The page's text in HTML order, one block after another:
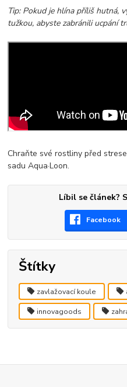
Tip: Pokud je hlína příliš hutná,
tužkou, abyste zabránili ucpání
Chraňte své rostliny před
saduAqua·Loon.
Líbil se článek?
Facebook
Štítky
zavlažovací koule
innovagoods